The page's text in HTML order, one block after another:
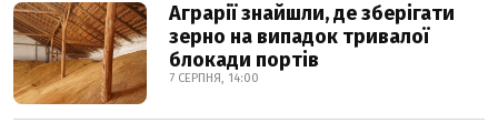
Аграрії знайшли, де зберігати
зерно на випадок тривалої
блокади портів
7 СЕРПНЯ, 14:00